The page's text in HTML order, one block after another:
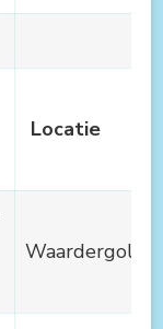
Locatie
Waardergolf